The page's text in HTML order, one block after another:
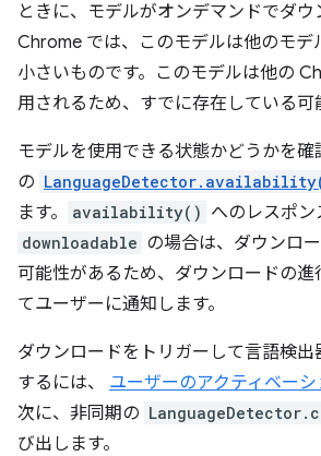
ときに、モデルがオンデマンドでダウ
Chrome では、このモデルは他のモデ
小さいものです。このモデルは他の
用されるため、すでに存在している可
モデルを使用できる状態かどうかを
の
ます。
availability() へのレスポン
downloadable の場合は、ダウンロ
可能性があるため、ダウンロードの進
てユーザーに通知します。
ダウンロードをトリガーして言語検
するには、 ユーザーのアクティベーシ
次に、非同期の
び出します。